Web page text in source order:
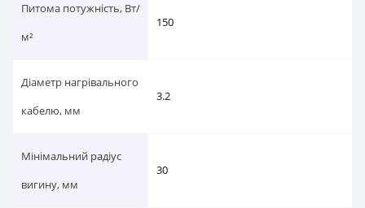
Питома потужність, Вт/
м²
150
Діаметр нагрівального
кабелю, мм
3.2
Мінімальний радіус
вигину, мм
30